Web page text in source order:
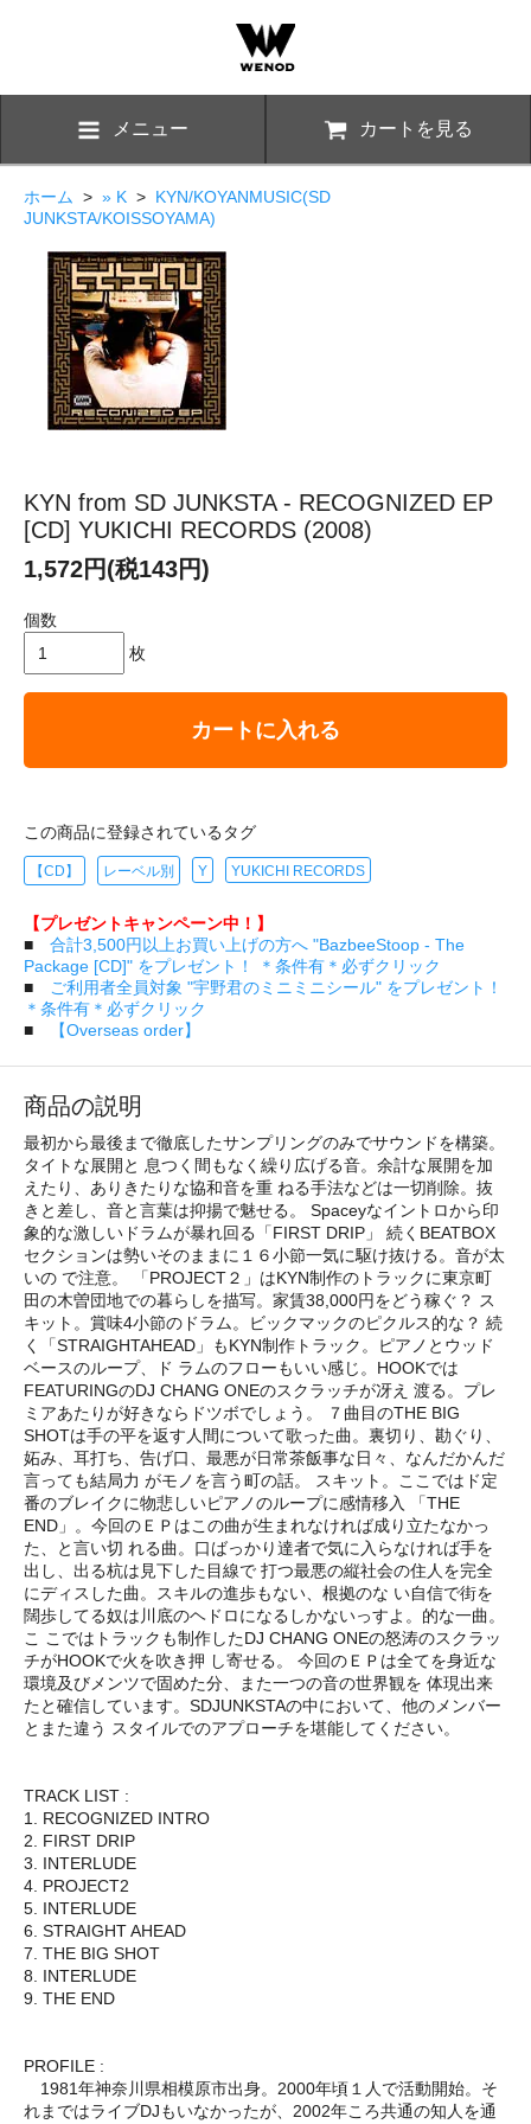
メニュー カートを見る
ホーム > » K > KYN/KOYANMUSIC(SD
JUNKSTA/KOISSOYAMA)
KYN from SD JUNKSTA - RECOGNIZED EP
[CD] YUKICHI RECORDS (2008)
1,572円(税143円)
個数
枚
カートに入れる
この商品に登録されているタグ
【CD】 レーベル別 Y YUKICHI RECORDS
【プレゼントキャンペーン中！】
■ 合計3,500円以上お買い上げの方へ "BazbeeStoop - The
Package [CD]" をプレゼント！ ＊条件有＊必ずクリック
■
ご利用者全員対象 "宇野君のミニミニシール" をプレゼント！
＊条件有＊必ずクリック
■
【Overseas order】
商品の説明
最初から最後まで徹底したサンプリングのみでサウンドを構築。
タイトな展開と 息つく間もなく繰り広げる音。余計な展開を加
えたり、ありきたりな協和音を重 ねる手法などは一切削除。抜
きと差し、音と言葉は抑揚で魅せる。 Spaceyなイントロから印
象的な激しいドラムが暴れ回る「FIRST DRIP」 続くBEATBOX
セクションは勢いそのままに１６小節一気に駆け抜ける。音が太
いの で注意。 「PROJECT２」はKYN制作のトラックに東京町
田の木曽団地での暮らしを描写。家賃38,000円をどう稼ぐ？ ス
キット。賞味4小節のドラム。ビックマックのピクルス的な？ 続
く「STRAIGHTAHEAD」もKYN制作トラック。ピアノとウッド
ベースのループ、ド ラムのフローもいい感じ。HOOKでは
FEATURINGのDJ CHANG ONEのスクラッチが冴え 渡る。プレ
ミアあたりが好きならドツボでしょう。 ７曲目のTHE BIG
SHOTは手の平を返す人間について歌った曲。裏切り、勘ぐり、
妬み、耳打ち、告げ口、最悪が日常茶飯事な日々、なんだかんだ
言っても結局力 がモノを言う町の話。 スキット。ここではド定
番のブレイクに物悲しいピアノのループに感情移入 「THE
END」。今回のＥＰはこの曲が生まれなければ成り立たなかっ
た、と言い切 れる曲。口ばっかり達者で気に入らなければ手を
出し、出る杭は見下した目線で 打つ最悪の縦社会の住人を完全
にディスした曲。スキルの進歩もない、根拠のな い自信で街を
闊歩してる奴は川底のヘドロになるしかないっすよ。的な一曲。
こ こではトラックも制作したDJ CHANG ONEの怒涛のスクラッ
チがHOOKで火を吹き押 し寄せる。 今回のＥＰは全てを身近な
環境及びメンツで固めた分、また一つの音の世界観を 体現出来
たと確信しています。SDJUNKSTAの中において、他のメンバー
とまた違う スタイルでのアプローチを堪能してください。
TRACK LIST :
1. RECOGNIZED INTRO
2. FIRST DRIP
3. INTERLUDE
4. PROJECT2
5. INTERLUDE
6. STRAIGHT AHEAD
7. THE BIG SHOT
8. INTERLUDE
9. THE END
PROFILE :
1981年神奈川県相模原市出身。2000年頃１人で活動開始。そ
れまではライブDJもいなかったが、2002年ころ共通の知人を通